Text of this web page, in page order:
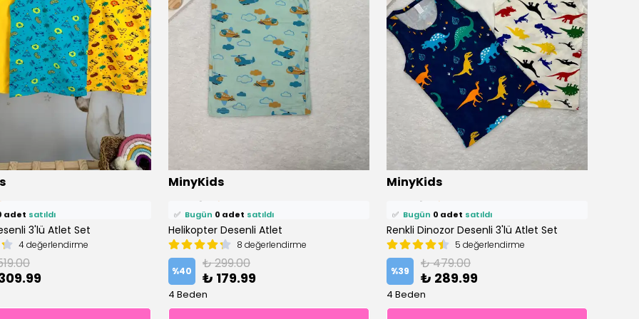
1 kişifavoriledi!
ekledi!
adetsatıldı
3'lü Atlet Set
4 değerlendirme
MinyKids
⭐️ Bu ürünü 1 kişifavoriledi!
🛒 1 kişisepetine ekledi!
✅ Bugün0 adet satıldı
Helikopter Desenli Atlet
8 değerlendirme
%40 ₺ 299.00
₺ 179.99
4 Beden
MinyKids
⭐️ Bu ürünü 1 kişifavoriledi!
🛒 0 kişisepetine ekledi!
✅ Bugün0 adet satıldı
Renkli Dinozor Desenli 3'lü Atlet Set
5 değerlendirme
%39 ₺ 479.00
₺ 289.99
4 Beden